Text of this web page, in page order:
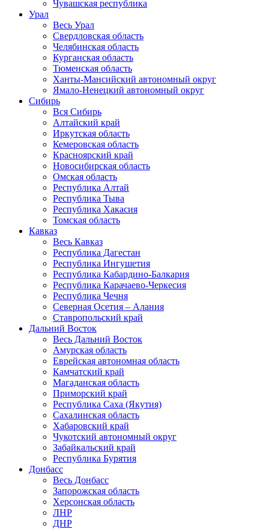
Чувашская республика
Урал
Весь Урал
Свердловская область
Челябинская область
Курганская область
Тюменская область
Ханты-Мансийский автономный округ
Ямало-Ненецкий автономный округ
Сибирь
Вся Сибирь
Алтайский край
Иркутская область
Кемеровская область
Красноярский край
Новосибирская область
Омская область
Республика Алтай
Республика Тыва
Республика Хакасия
Томская область
Кавказ
Весь Кавказ
Республика Дагестан
Республика Ингушетия
Республика Кабардино-Балкария
Республика Карачаево-Черкесия
Республика Чечня
Северная Осетия – Алания
Ставропольский край
Дальний Восток
Весь Дальний Восток
Амурская область
Еврейская автономная область
Камчатский край
Магаданская область
Приморский край
Республика Саха (Якутия)
Сахалинская область
Хабаровский край
Чукотский автономный округ
Забайкальский край
Республика Бурятия
Донбасс
Весь Донбасс
Запорожская область
Херсонская область
ЛНР
ДНР